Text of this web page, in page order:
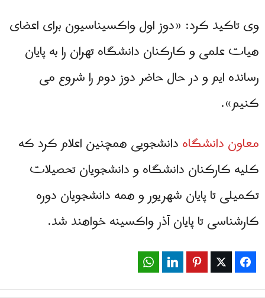
وی تاکید کرد: «دوز اول واکسیناسیون برای اعضای
هیات علمی و کارکنان دانشگاه تهران را به پایان
رسانده ایم و در حال حاضر دوز دوم را شروع می
کنیم».
معاون دانشگاهدانشجویی همچنین اعلام کرد که
کلیه کارکنان دانشگاه و دانشجویان تحصیلات
تکمیلی تا پایان شهریور و همه دانشجویان دوره
کارشناسی تا پایان آذر واکسینه خواهند شد.
Facebook
Twitter
Pinterest
LinkedIn